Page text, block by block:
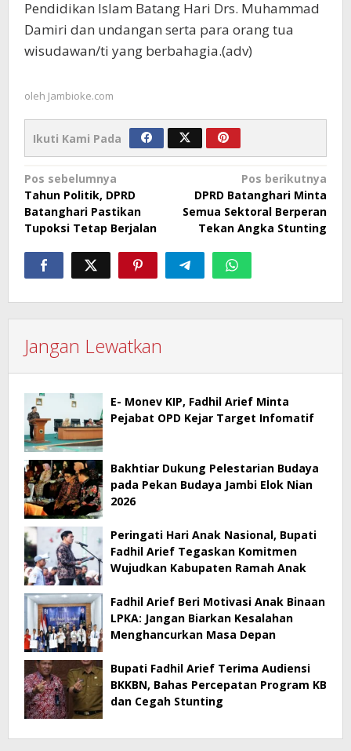
Pendidikan Islam Batang Hari Drs. Muhammad
Damiri dan undangan serta para orang tua
wisudawan/ti yang berbahagia.(adv)
oleh Jambioke.com
Ikuti Kami Pada
Navigasi
pos
Pos sebelumnya
Tahun Politik, DPRD
Batanghari Pastikan
Tupoksi Tetap Berjalan
Pos berikutnya
DPRD Batanghari Minta
Semua Sektoral Berperan
Tekan Angka Stunting
Jangan Lewatkan
E- Monev KIP, Fadhil Arief Minta
Pejabat OPD Kejar Target Infomatif
Bakhtiar Dukung Pelestarian Budaya
pada Pekan Budaya Jambi Elok Nian
2026
Peringati Hari Anak Nasional, Bupati
Fadhil Arief Tegaskan Komitmen
Wujudkan Kabupaten Ramah Anak
Fadhil Arief Beri Motivasi Anak Binaan
LPKA: Jangan Biarkan Kesalahan
Menghancurkan Masa Depan
Bupati Fadhil Arief Terima Audiensi
BKKBN, Bahas Percepatan Program KB
dan Cegah Stunting